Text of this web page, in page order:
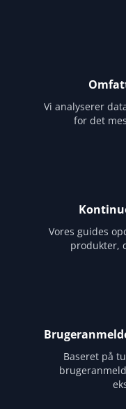
Vi analyserer
for det
Vores guides
produkter,
Baseret på